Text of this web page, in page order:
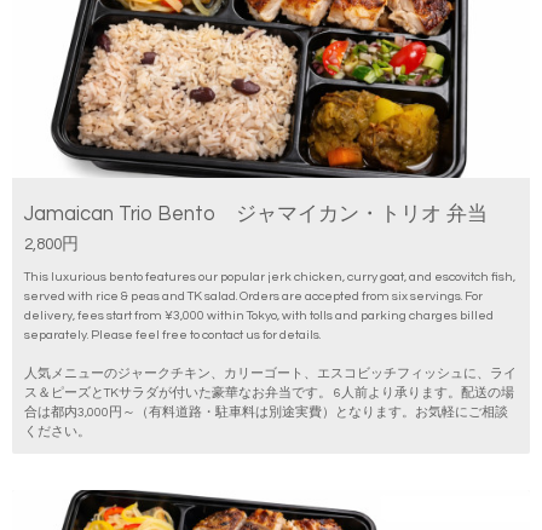
Jamaican Trio Bento ジャマイカン・トリオ 弁当
2,800円
This luxurious bento features our popular jerk chicken, curry goat, and escovitch fish,
served with rice & peas and TK salad. Orders are accepted from six servings. For
delivery, fees start from ¥3,000 within Tokyo, with tolls and parking charges billed
separately. Please feel free to contact us for details.
人気メニューのジャークチキン、カリーゴート、エスコビッチフィッシュに、ライ
ス＆ピーズとTKサラダが付いた豪華なお弁当です。 6人前より承ります。配送の場
合は都内3,000円～（有料道路・駐車料は別途実費）となります。お気軽にご相談
ください。